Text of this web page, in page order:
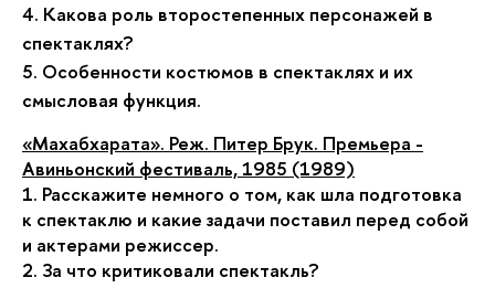
4. Какова роль второстепенных персонажей в
спектаклях?
5. Особенности костюмов в спектаклях и их
смысловая функция.
«Махабхарата». Реж. Питер Брук. Премьера -
Авиньонский фестиваль, 1985 (1989)
1. Расскажите немного о том, как шла подготовка
к спектаклю и какие задачи поставил перед собой
и актерами режиссер.
2. За что критиковали спектакль?